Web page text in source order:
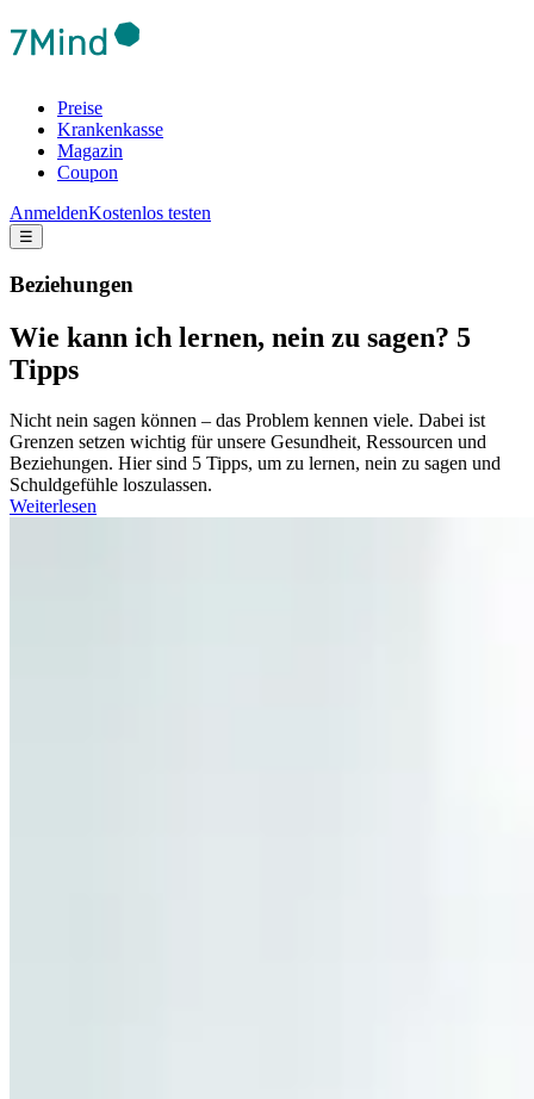
Preise
Krankenkasse
Magazin
Coupon
AnmeldenKostenlos testen
☰
Beziehungen
Wie kann ich lernen, nein zu sagen? 5
Tipps
Nicht nein sagen können – das Problem kennen viele. Dabei ist
Grenzen setzen wichtig für unsere Gesundheit, Ressourcen und
Beziehungen. Hier sind 5 Tipps, um zu lernen, nein zu sagen und
Schuldgefühle loszulassen.
Weiterlesen